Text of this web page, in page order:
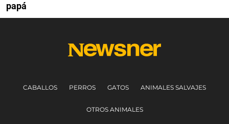
papá
CABALLOS PERROS GATOS ANIMALES SALVAJES
OTROS ANIMALES